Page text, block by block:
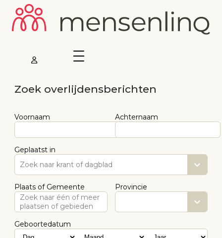
Zoek overlijdensberichten
Voornaam Achternaam
Geplaatst in
Zoek naar krant of dagblad
Plaats of Gemeente
Zoek naar één of meer
plaatsen of gebieden
Provincie
Geboortedatum